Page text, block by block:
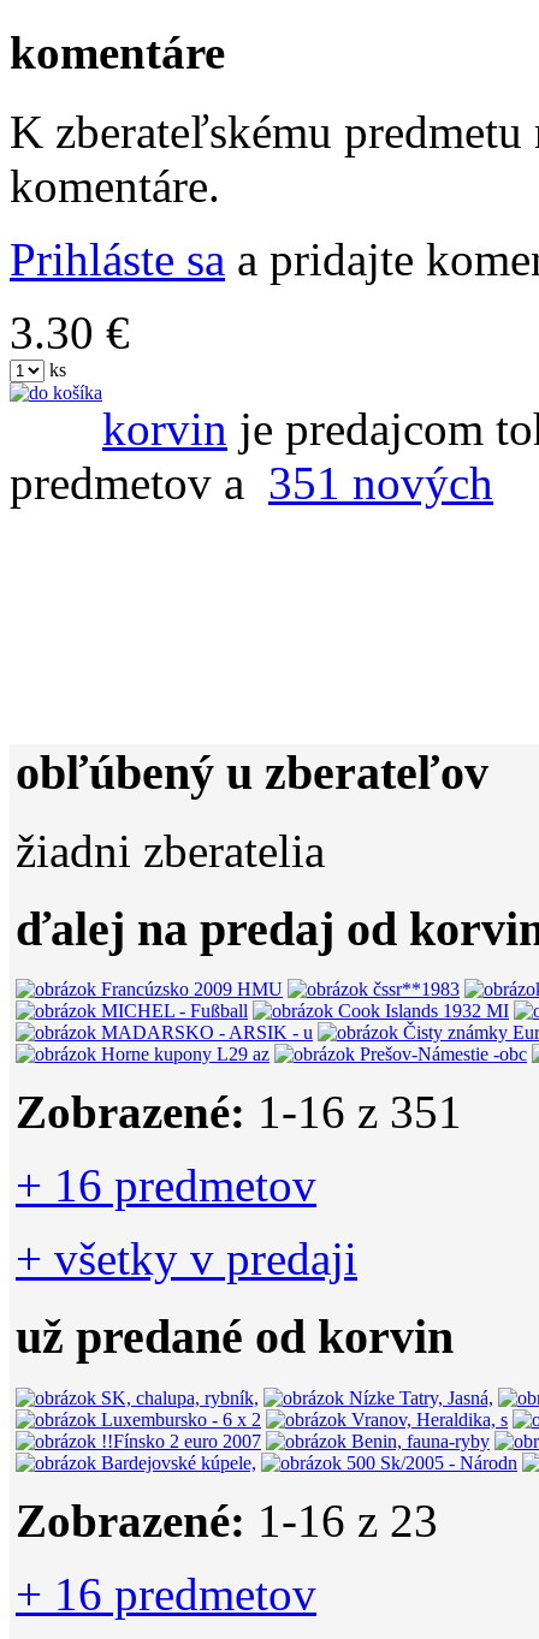
komentáre
K zberateľskému
komentáre.
Prihláste sa a pridajte
3.30 €
ks
korvin je predajcom
predmetov a 351 nových
obľúbený u zberateľov
žiadni zberatelia
ďalej na predaj od
Zobrazené: 1-16 z 351
+ 16 predmetov
+ všetky v predaji
už predané od korvin
Zobrazené: 1-16 z 23
+ 16 predmetov